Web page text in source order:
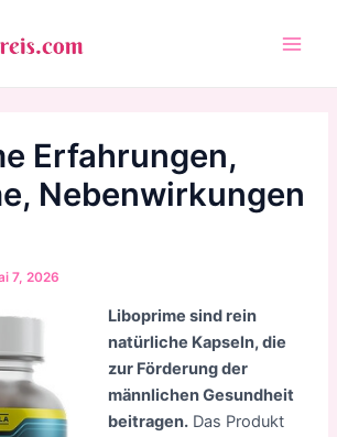
Erfahrungen,
Nebenwirkungen
7, 2026
Liboprime sind rein
natürliche Kapseln, die
zur Förderung der
männlichen Gesundheit
beitragen. Das Produkt